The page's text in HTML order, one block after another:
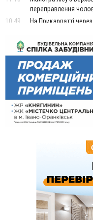
переправлення
10:49
На Прикарпатті
10:43
За змову на тендері
підприємців
10:09
Яремчанський суд
вкрав із
09:53
В урочищі біля
вагову гирку XII–XIII
09:39
У Франківську
на аорті
У
Загальна площа
футбольних полів
На "зебрі" у
Прикарпаття серед
рекордсмен за